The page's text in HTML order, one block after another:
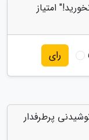
امتیاز
رای
پرطرفدار